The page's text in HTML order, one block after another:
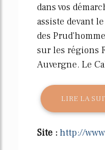
dans vos
assiste devant
des
sur les régions
Auvergne. Le
LIRE LA
Site : http://